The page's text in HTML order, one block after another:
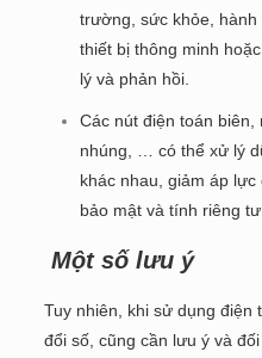
trường, sức khỏe,
thiết bị thông minh
lý và phản hồi.
Các nút điện toán biên,
nhúng, … có thể xử lý
khác nhau, giảm áp
bảo mật và tính riêng tư.
Một số lưu ý
Tuy nhiên, khi sử dụng điện
đổi số, cũng cần lưu ý và